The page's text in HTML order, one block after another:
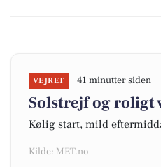
VEJRET 41 minutter siden
Solstrejf og roligt
Kølig start, mild
Kilde: MET.no